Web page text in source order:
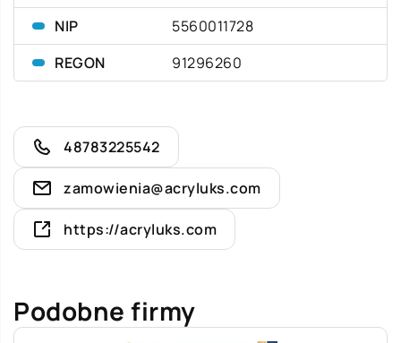
NIP
5560011728
REGON
91296260
48783225542
zamowienia@acryluks.com
https://acryluks.com
Podobne firmy